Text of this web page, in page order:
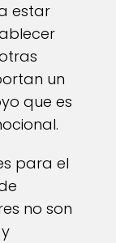
estar
un
que es
para el
no son